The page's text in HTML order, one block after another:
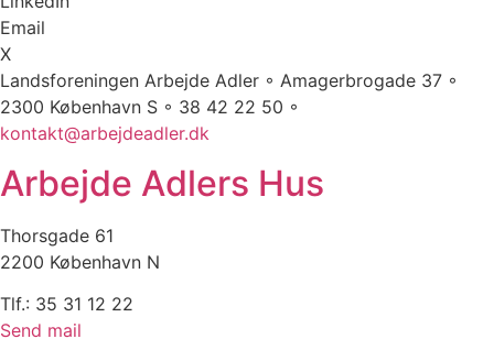
Email
X
Landsforeningen Arbejde Adler ◦ Amagerbrogade 37 ◦
2300 København S ◦ 38 42 22 50 ◦
kontakt@arbejdeadler.dk
Arbejde Adlers Hus
Thorsgade 61
2200 København N
Tlf.: 35 31 12 22
Send mail